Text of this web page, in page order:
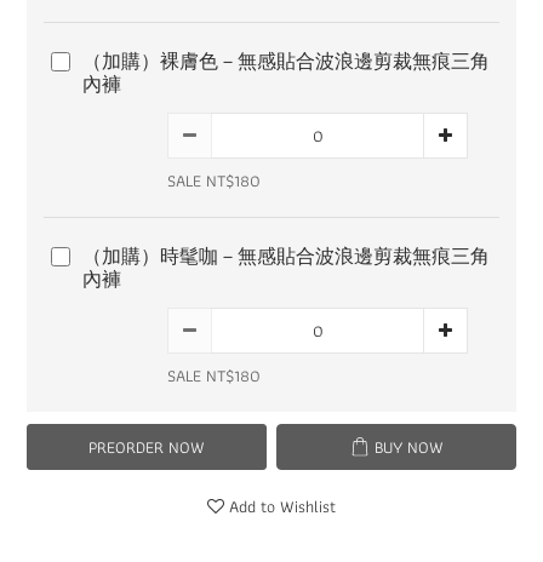
（加購）裸膚色－無感貼合波浪邊剪裁無痕三角
內褲
SALE NT$180
（加購）時髦咖－無感貼合波浪邊剪裁無痕三角
內褲
SALE NT$180
PREORDER NOW BUY NOW
Add to Wishlist